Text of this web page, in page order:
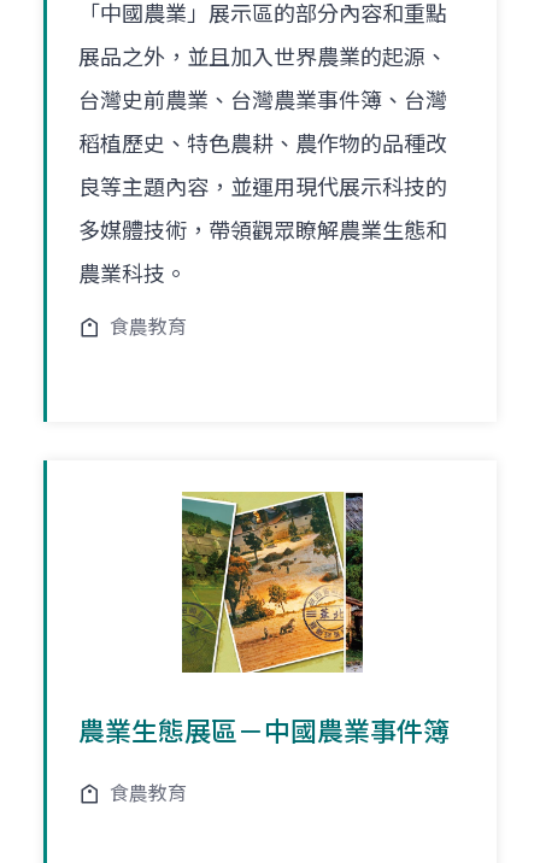
「中國農業」展示區的部分內容和重點
展品之外，並且加入世界農業的起源、
台灣史前農業、台灣農業事件簿、台灣
稻植歷史、特色農耕、農作物的品種改
良等主題內容，並運用現代展示科技的
多媒體技術，帶領觀眾瞭解農業生態和
農業科技。
食農教育
農業生態展區－中國農業事件簿
食農教育